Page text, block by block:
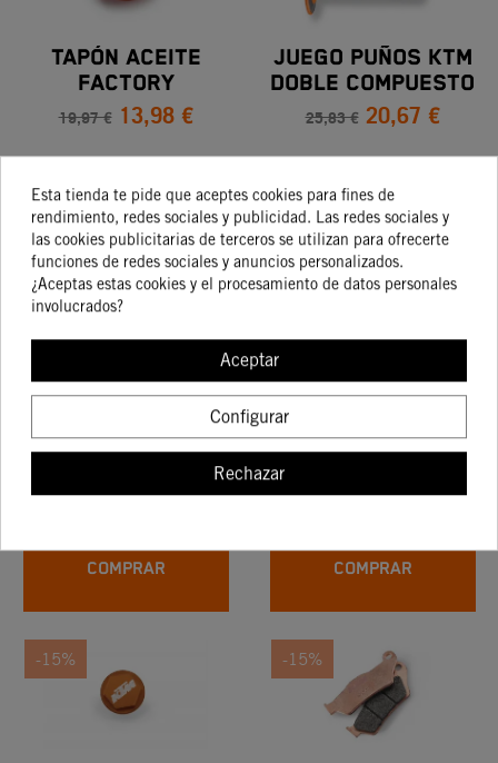
TAPÓN ACEITE
FACTORY
19,97 € 13,98 €
COMPRAR
JUEGO PUÑOS KTM
DOBLE COMPUESTO
25,83 € 20,67 €
COMPRAR
-15%
TAPA EMBRAGUE
HIDRAULICO Y TAPA
FRENO DELANTERO
COMPRAR
GANCHO
COMPRAR
-15% -15%
Esta tienda te pide que aceptes cookies para fines de
rendimiento, redes sociales y publicidad. Las redes sociales y
las cookies publicitarias de terceros se utilizan para ofrecerte
funciones de redes sociales y anuncios personalizados.
¿Aceptas estas cookies y el procesamiento de datos personales
involucrados?
Aceptar
Configurar
Rechazar